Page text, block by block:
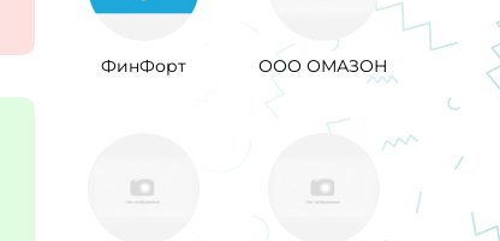
ФинФорт ООО ОМАЗОН